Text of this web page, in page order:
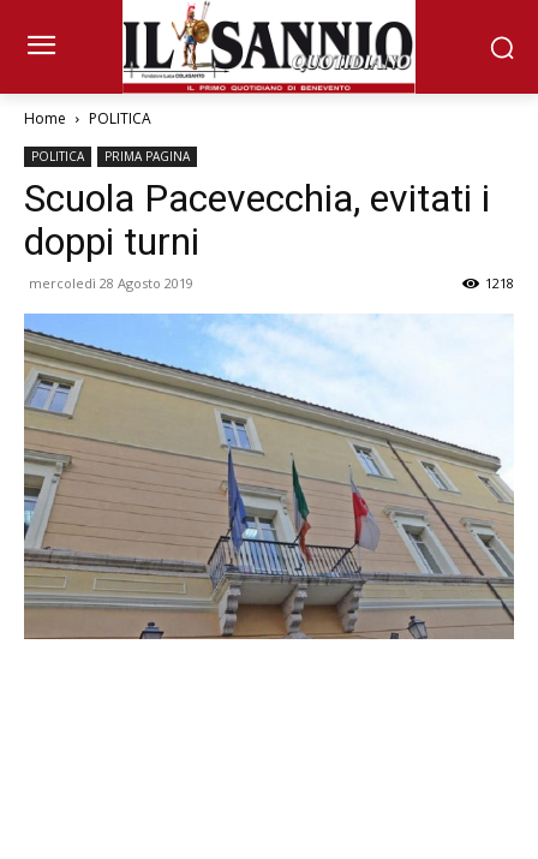
Home POLITICA
POLITICA PRIMA PAGINA
Scuola Pacevecchia, evitati i
doppi turni
mercoledì 28 Agosto 2019 1218